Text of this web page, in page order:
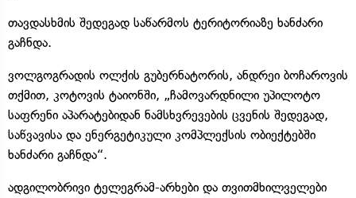
თავდასხმის შედეგად საწარმოს ტერიტორიაზე ხანძარი
გაჩნდა.
ვოლგოგრადის ოლქის გუბერნატორის, ანდრეი ბოჩაროვის
თქმით, კოტოვის ტაიონში, „ჩამოვარდნილი უპილოტო
საფრენი აპარატებიდან ნამსხვრევების ცვენის შედეგად,
საწვავისა და ენერგეტიკული კომპლექსის ობიექტებში
ხანძარი გაჩნდა“.
ადგილობრივი ტელეგრამ-არხები და თვითმხილველები